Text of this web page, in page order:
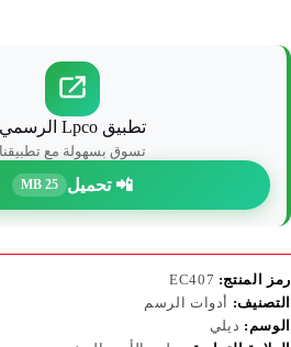
تطبيق Lpco الرسمي
تسوق بسهولة مع تطبيقنا
📲 تحميل 25 MB
رمز المنتج: EC407
التصنيف: أدوات الرسم
الوسم: ديلي